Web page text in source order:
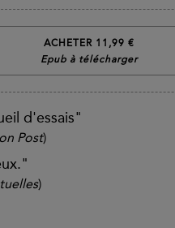
ACHETER 11,99 €
Epub à télécharger
d'essais"
Post)
)